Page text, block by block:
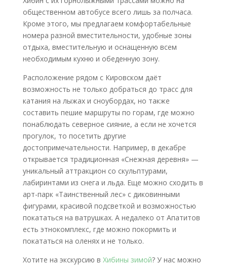
общественном автобусе всего лишь за полчаса.
Кроме этого, мы предлагаем комфортабельные
номера разной вместительности, удобные зоны
отдыха, вместительную и оснащенную всем
необходимым кухню и обеденную зону.
Расположение рядом с Кировском даёт
возможность не только добраться до трасс для
катания на лыжах и сноубордах, но также
составить пешие маршруты по горам, где можно
понаблюдать северное сияние, а если не хочется
прогулок, то посетить другие
достопримечательности. Например, в декабре
открывается традиционная «Снежная деревня» —
уникальный аттракцион со скульптурами,
лабиринтами из снега и льда. Еще можно сходить в
арт-парк «Таинственный лес» с диковинными
фигурами, красивой подсветкой и возможностью
покататься на ватрушках. А недалеко от Апатитов
есть этнокомплекс, где можно покормить и
покататься на оленях и не только.
Хотите на экскурсию в Хибины зимой? У нас можно